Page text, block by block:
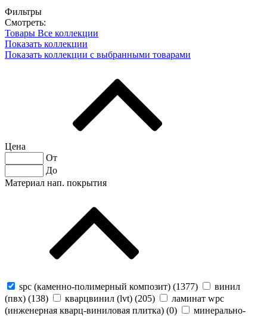
Фильтры
Смотреть:
Товары Все коллекции
Показать коллекции
Показать коллекции с выбранными товарами
Цена
От
До
Материал нап. покрытия
spc (каменно-полимерный композит) (1377)
винил
(пвх) (138) кварцвинил (lvt) (205)
ламинат wpc
(инженерная кварц-виниловая плитка) (0)
минерально-